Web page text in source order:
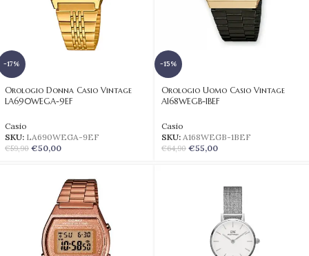
-17%
Orologio Donna Casio Vintage
LA690WEGA-9EF
Casio
SKU: LA690WEGA-9EF
€59,90 €50,00
-15%
Orologio Uomo Casio Vintage
A168WEGB-1BEF
Casio
SKU: A168WEGB-1BEF
€64,90 €55,00